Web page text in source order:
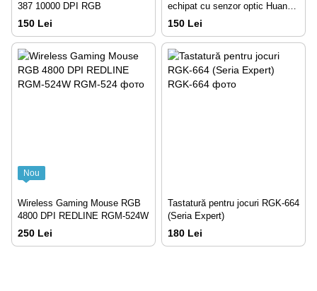
387 10000 DPI RGB
150 Lei
echipat cu senzor optic Huano
199C de până la 8000 DPI și
150 Lei
Nou
Wireless Gaming Mouse RGB
4800 DPI REDLINE RGM-524W
250 Lei
Tastatură pentru jocuri RGK-664
(Seria Expert)
180 Lei